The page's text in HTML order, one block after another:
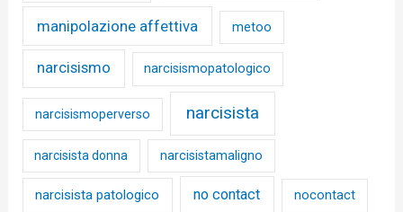
manipolazione affettiva metoo
narcisismo narcisismopatologico
narcisismoperverso narcisista
narcisista donna narcisistamaligno
narcisista patologico no contact nocontact